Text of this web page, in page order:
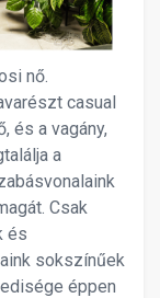
nő.
casual
és a vagány,
a
Csak
és
sokszínűek
éppen